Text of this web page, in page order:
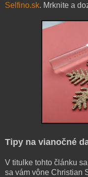
Selfino.sk. Mrknite a
Tipy na vianočné
V titulke tohto článku
sa vám vône Christian